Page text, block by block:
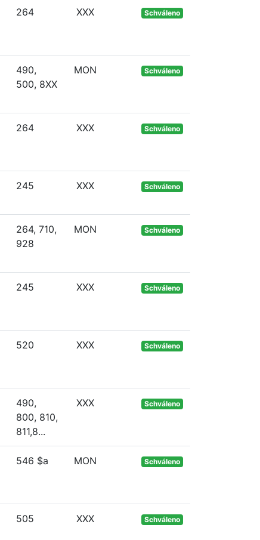
264 XXX Schváleno
490,
500, 8XX
MON Schváleno
264 XXX Schváleno
245 XXX Schváleno
264, 710,
928
MON Schváleno
245 XXX Schváleno
520 XXX Schváleno
490,
800, 810,
811,8...
XXX Schváleno
546 $a MON Schváleno
505 XXX Schváleno